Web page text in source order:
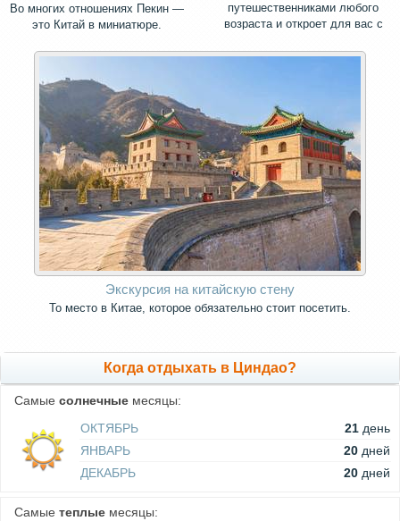
Во многих отношениях Пекин —
это Китай в миниатюре.
путешественниками любого
возраста и откроет для вас с
Экскурсия на китайскую стену
То место в Китае, которое обязательно стоит посетить.
Когда отдыхать в Циндао?
Самые солнечные месяцы:
ОКТЯБРЬ
21 день
ЯНВАРЬ
20 дней
ДЕКАБРЬ
20 дней
Самые теплые месяцы: